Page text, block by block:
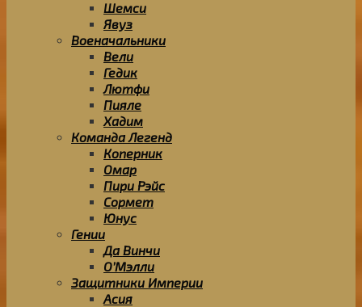
Шемси
Явуз
Военачальники
Вели
Гедик
Лютфи
Пияле
Хадим
Команда Легенд
Коперник
Омар
Пири Рэйс
Сормет
Юнус
Гении
Да Винчи
О’Мэлли
Защитники Империи
Асия